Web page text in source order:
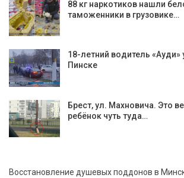
88 кг наркотиков нашли
таможенники в грузовике…
18-летний водитель
Пинске
Брест, ул. Махновича. Это
ребёнок чуть туда…
Восстановление душевых поддонов в